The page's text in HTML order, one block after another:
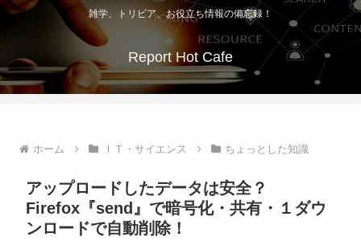
雑学、トリビア、お役立ち情報の備忘録！
Report Hot Cafe
ホーム ＩＴ・サイエンス ちょっとした知識
アップロードしたデータは安全？
Firefox『send』で暗号化・共有・１ダウ
ンロードで自動削除！